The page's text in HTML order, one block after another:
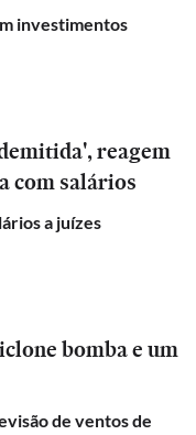
investimentos
reagem
com salários
a juízes
bomba e um
de ventos de